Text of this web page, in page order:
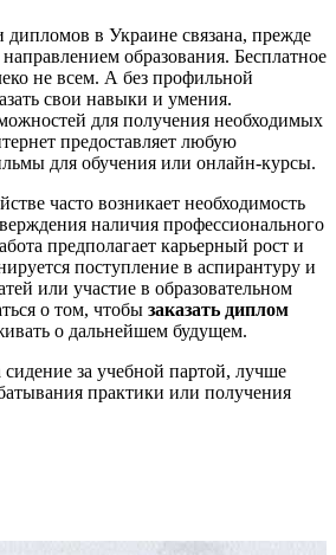
дипломов в Украине связана, прежде
образования. Бесплатное
не всем. А без профильной
свои навыки и умения.
для получения необходимых
предоставляет любую
для обучения или онлайн-курсы.
часто возникает необходимость
наличия профессионального
предполагает карьерный рост и
поступление в аспирантуру и
или участие в образовательном
о том, чтобы заказать диплом
о дальнейшем будущем.
за учебной партой, лучше
практики или получения